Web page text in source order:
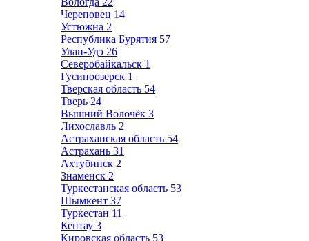
Череповец 14
Устюжна 2
Республика Бурятия 57
Улан-Удэ 26
Северобайкальск 1
Гусиноозерск 1
Тверская область 54
Тверь 24
Вышний Волочёк 3
Лихославль 2
Астраханская область 54
Астрахань 31
Ахтубинск 2
Знаменск 2
Туркестанская область 53
Шымкент 37
Туркестан 11
Кентау 3
Кировская область 53